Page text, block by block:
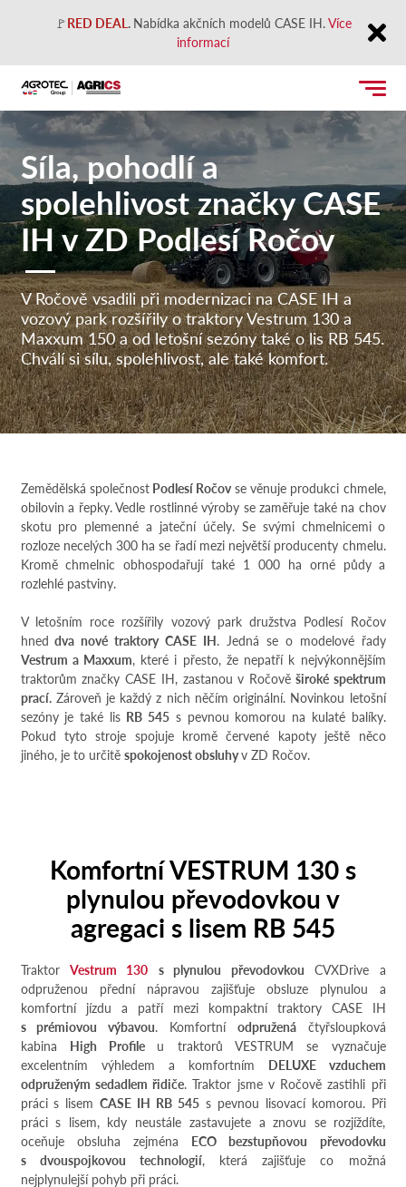
🚩RED DEAL. Nabídka akčních modelů CASE IH.Více
informací
Close
Síla, pohodlí a
spolehlivost značky CASE
IH v ZD Podlesí Ročov
V Ročově vsadili při modernizaci na CASE IH a
vozový park rozšířily o traktory Vestrum 130 a
Maxxum 150 a od letošní sezóny také o lis RB 545.
Chválí si sílu, spolehlivost, ale také komfort.
Zemědělská společnostPodlesí Ročovse věnuje produkci chmele,
obilovin a řepky. Vedle rostlinné výroby se zaměřuje také na chov
skotu pro plemenné a jateční účely. Se svými chmelnicemi o
rozloze necelých 300 ha se řadí mezi největší producenty chmelu.
Kromě chmelnic obhospodařují také 1 000 ha orné půdy a
rozlehlé pastviny.
V letošním roce rozšířily vozový park družstva Podlesí Ročov
hned dva nové traktory CASE IH. Jedná se o modelové řady
Vestrum a Maxxum, které i přesto, že nepatří k nejvýkonnějším
traktorům značky CASE IH, zastanou v Ročově široké spektrum
prací.Zároveň je každý z nich něčím originální. Novinkou letošní
sezóny je také lis RB 545 s pevnou komorou na kulaté balíky.
Pokud tyto stroje spojuje kromě červené kapoty ještě něco
jiného, je to určitě spokojenost obsluhyv ZD Ročov.
Komfortní VESTRUM 130 s
plynulou převodovkou v
agregaci s lisem RB 545
Traktor Vestrum 130 s plynulou převodovkou CVXDrive a
odpruženou přední nápravou zajišťuje obsluze plynulou a
komfortní jízdu a patří mezi kompaktní traktory CASE IH
s prémiovou výbavou. Komfortní odpruženáčtyřsloupková
kabina High Profile u traktorů VESTRUM se vyznačuje
excelentním výhledem a komfortním DELUXE vzduchem
odpruženým sedadlem řidiče. Traktor jsme v Ročově zastihli při
práci s lisemCASE IH RB 545s pevnou lisovací komorou. Při
práci s lisem, kdy neustále zastavujete a znovu se rozjíždíte,
oceňuje obsluha zejména ECO bezstupňovou převodovku
s dvouspojkovou technologií, která zajišťuje co možná
nejplynulejší pohyb při práci.